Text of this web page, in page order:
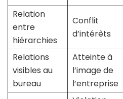
Relation
entre
hiérarchies
Conflit
d’intérêts
Relations
visibles au
bureau
Atteinte à
l’image de
l’entreprise